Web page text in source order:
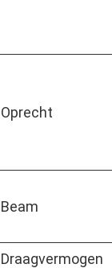
Oprecht
Beam
Draagvermogen